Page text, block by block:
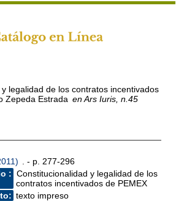
legalidad de los contratos incentivados
Zepeda Estrada en Ars Iuris, n.45
. - p. 277-296
: Constitucionalidad y legalidad de los
contratos incentivados de PEMEX
texto impreso